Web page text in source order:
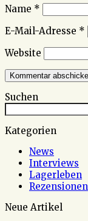
Name *
E-Mail-Adresse *
Website
Suchen
Kategorien
News
Interviews
Lagerleben
Rezensionen
Neue Artikel